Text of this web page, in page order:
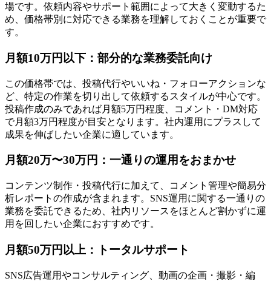
場です。依頼内容やサポート範囲によって大きく変動するた
め、価格帯別に対応できる業務を理解しておくことが重要で
す。
月額10万円以下：部分的な業務委託向け
この価格帯では、投稿代行やいいね・フォローアクションな
ど、特定の作業を切り出して依頼するスタイルが中心です。
投稿作成のみであれば月額5万円程度、コメント・DM対応
で月額3万円程度が目安となります。社内運用にプラスして
成果を伸ばしたい企業に適しています。
月額20万〜30万円：一通りの運用をおまかせ
コンテンツ制作・投稿代行に加えて、コメント管理や簡易分
析レポートの作成が含まれます。SNS運用に関する一通りの
業務を委託できるため、社内リソースをほとんど割かずに運
用を回したい企業におすすめです。
月額50万円以上：トータルサポート
SNS広告運用やコンサルティング、動画の企画・撮影・編